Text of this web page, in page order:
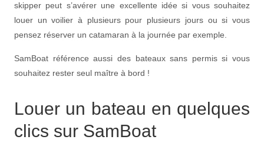
skipper peut s’avérer une excellente idée si vous souhaitez
louer un voilier à plusieurs pour plusieurs jours ou si vous
pensez réserver un catamaran à la journée par exemple.
SamBoat référence aussi des bateaux sans permis si vous
souhaitez rester seul maître à bord !
Louer un bateau en quelques
clics sur SamBoat